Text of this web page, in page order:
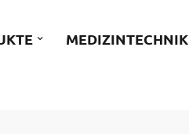
MEDIZINTECHNIK